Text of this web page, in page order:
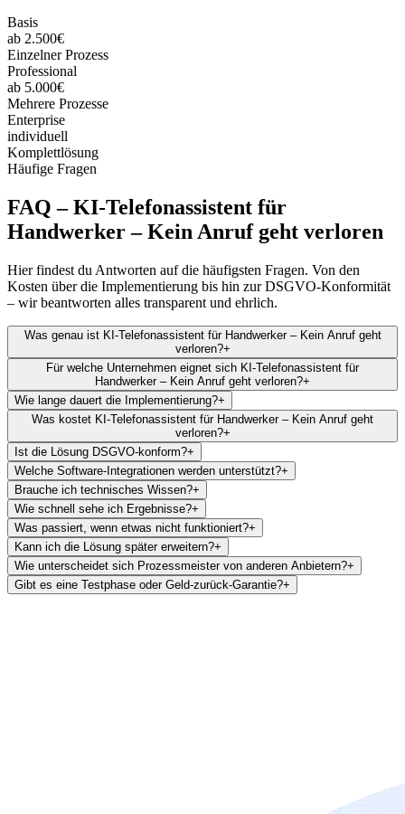
Basis
ab 2.500€
Einzelner Prozess
Professional
ab 5.000€
Mehrere Prozesse
Enterprise
individuell
Komplettlösung
Häufige Fragen
FAQ –KI-Telefonassistent für
Handwerker – Kein Anruf geht verloren
Hier findest du Antworten auf die häufigsten Fragen. Von den
Kosten über die Implementierung bis hin zur DSGVO-Konformität
– wir beantworten alles transparent und ehrlich.
Was genau ist KI-Telefonassistent für Handwerker – Kein Anruf geht
verloren?+
Für welche Unternehmen eignet sich KI-Telefonassistent für
Handwerker – Kein Anruf geht verloren?+
Wie lange dauert die Implementierung?+
Was kostet KI-Telefonassistent für Handwerker – Kein Anruf geht
verloren?+
Ist die Lösung DSGVO-konform?+
Welche Software-Integrationen werden unterstützt?+
Brauche ich technisches Wissen?+
Wie schnell sehe ich Ergebnisse?+
Was passiert, wenn etwas nicht funktioniert?+
Kann ich die Lösung später erweitern?+
Wie unterscheidet sich Prozessmeister von anderen Anbietern?+
Gibt es eine Testphase oder Geld-zurück-Garantie?+